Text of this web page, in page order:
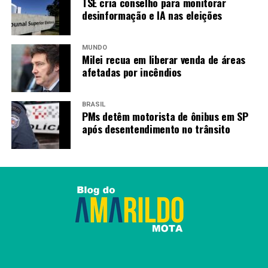
abastecidos com a água do rio.
>>Saiba a linha do tempo da tragédia de Mariana (MG)
Fonte:Agência Brasil
TAGS
PRÓXIMO
Mega-Sena acumula novamente e prêmio principal vai
para R$ 100 milhões
RECENTES
menor desde 2015
desinformação e IA nas eleições
MUNDO
Milei recua em liberar venda de áreas
afetadas por incêndios
BRASIL
PMs detêm motorista de ônibus em SP
após desentendimento no trânsito